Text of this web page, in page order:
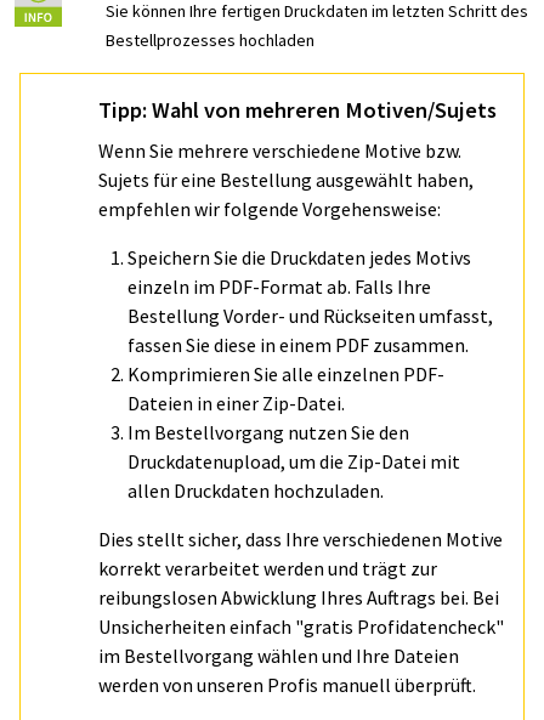
Sie können Ihre fertigen Druckdaten im letzten Schritt des
Bestellprozesses hochladen
Tipp: Wahl von mehreren Motiven/Sujets
Wenn Sie mehrere verschiedene Motive bzw.
Sujets für eine Bestellung ausgewählt haben,
empfehlen wir folgende Vorgehensweise:
Speichern Sie die Druckdaten jedes Motivs
einzeln im PDF-Format ab. Falls Ihre
Bestellung Vorder- und Rückseiten umfasst,
fassen Sie diese in einem PDF zusammen.
Komprimieren Sie alle einzelnen PDF-
Dateien in einer Zip-Datei.
Im Bestellvorgang nutzen Sie den
Druckdatenupload, um die Zip-Datei mit
allen Druckdaten hochzuladen.
Dies stellt sicher, dass Ihre verschiedenen Motive
korrekt verarbeitet werden und trägt zur
reibungslosen Abwicklung Ihres Auftrags bei. Bei
Unsicherheiten einfach "gratis Profidatencheck"
im Bestellvorgang wählen und Ihre Dateien
werden von unseren Profis manuell überprüft.